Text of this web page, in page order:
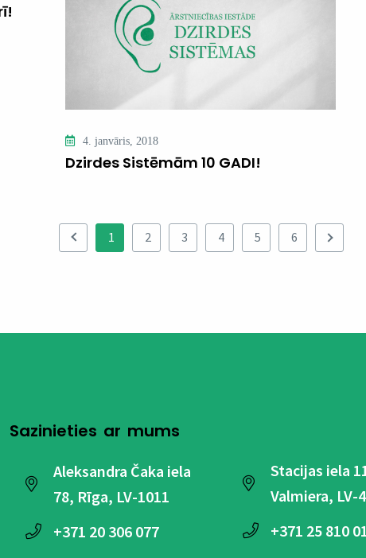
4. janvāris, 2018
Dzirdes Sistēmām 10 GADI!
1 2 3 4 5 6
Sazinieties ar mums
Aleksandra Čaka iela
78, Rīga, LV-1011
+371 20 306 077
Stacijas iela
Valmiera, LV-
+371 25 810